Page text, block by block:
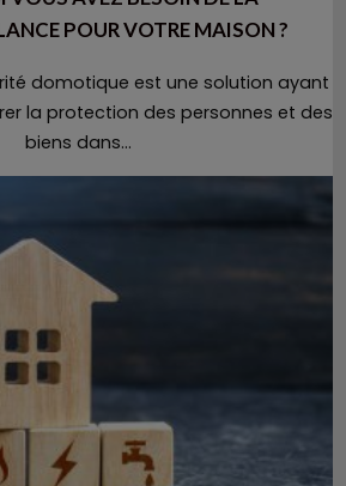
POUR VOTRE MAISON ?
domotique est une solution ayant
la protection des personnes et des
biens dans...